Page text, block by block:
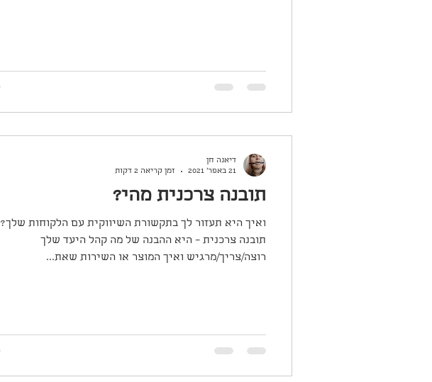
תובנה צרכנית מהי?
ואיך היא תעזור לך בתקשורת השיווקית עם הלקוחות שלך?
תובנה צרכנית – היא ההבנה של מה קהל היעד שלך
רוצה/צריך/מרגיש ואיך המוצר או השירות שאת...
דיאנה חן
21 באפר׳ 2021
זמן קריאה 2 דקות